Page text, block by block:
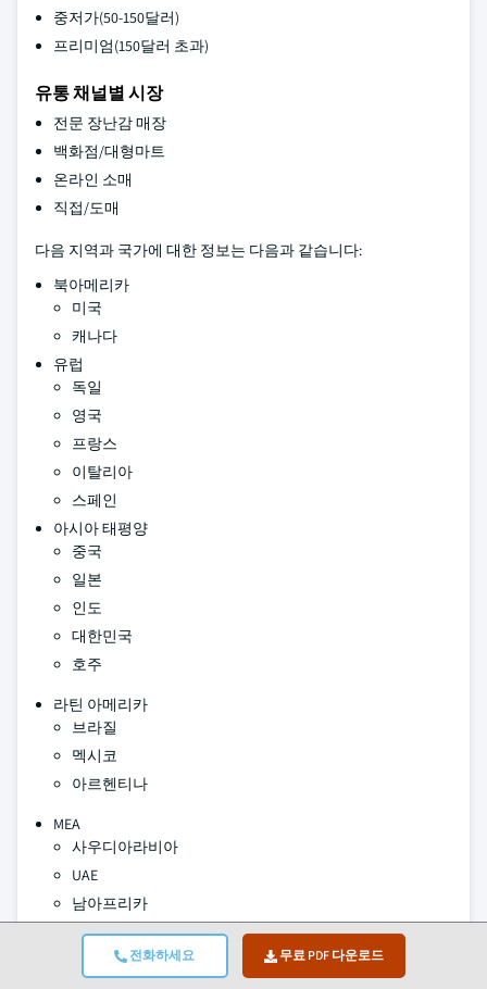
전화하세요 무료 PDF 다운로드
중저가(50-150달러)
프리미엄(150달러 초과)
유통 채널별 시장
전문 장난감 매장
백화점/대형마트
온라인 소매
직접/도매
다음 지역과 국가에 대한 정보는 다음과 같습니다:
북아메리카
미국
캐나다
유럽
독일
영국
프랑스
이탈리아
스페인
아시아 태평양
중국
일본
인도
대한민국
호주
라틴 아메리카
브라질
멕시코
아르헨티나
MEA
사우디아라비아
UAE
남아프리카
Avinash Singh , Amit Patil